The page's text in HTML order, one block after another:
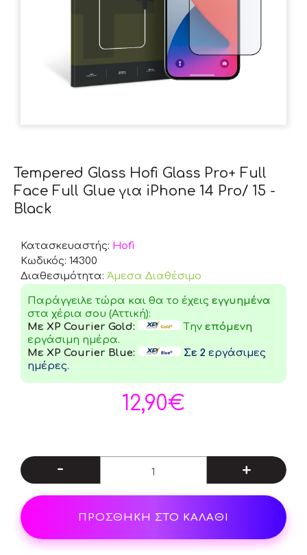
Tempered Glass Hofi Glass Pro+ Full
Face Full Glue για iPhone 14 Pro/ 15 -
Black
Κατασκευαστής: Hofi
Κωδικός: 14300
Διαθεσιμότητα: Άμεσα Διαθέσιμο
Παράγγειλε τώρα και θα το έχεις εγγυημένα
στα χέρια σου (Αττική):
Με XP Courier Gold:
Tην επόμενη
εργάσιμη ημέρα.
Με XP Courier Blue:
Σε 2 εργάσιμες
ημέρες.
12,90€
- +
ΠΡΟΣΘΗΚΗ ΣΤΟ ΚΑΛΑΘΙ